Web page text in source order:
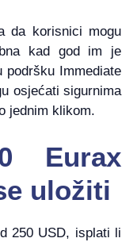
da korisnici mogu
kad god im je
podršku Immediate
osjećati sigurnima
jednim klikom.
Eurax
uložiti
250 USD, isplati li